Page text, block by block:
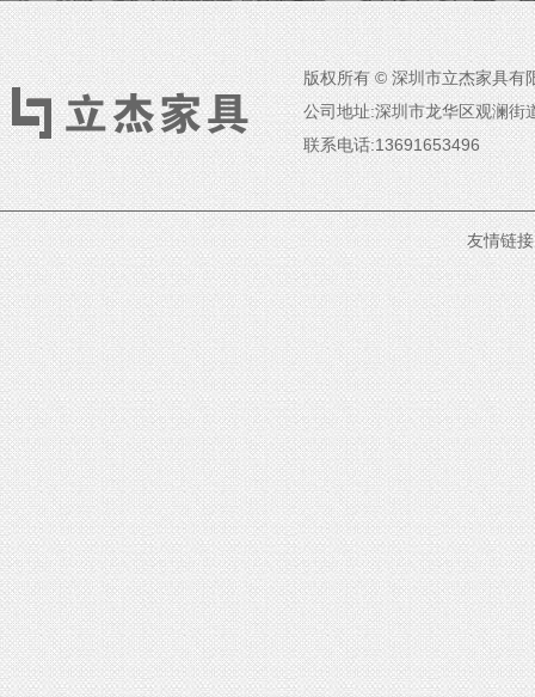
版权所有 © 深圳市立杰家具有
公司地址:深圳市龙华区观澜街
联系电话:13691653496
友情链